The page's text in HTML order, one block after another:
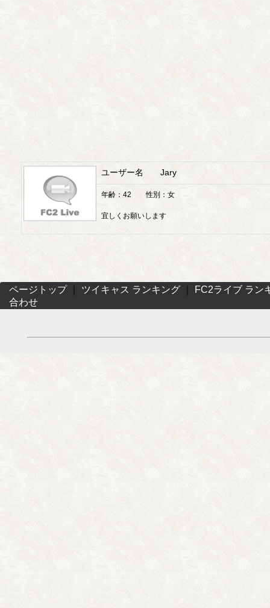
ユーザー名 Jary
年齢：42 性別：女
宜しくお願いします
ページトップ｜ ツイキャス ランキング
FC2ライブ ラン
合わせ